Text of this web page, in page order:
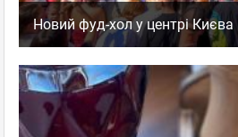
Новий фуд-хол у центрі Києва